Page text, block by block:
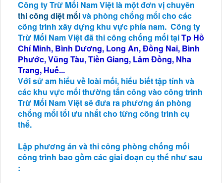
Công ty Trừ Mối Nam Việt là một đơn vị chuyên
thi công diệt mốivà phòng chống mối cho các
công trình xây dựng khu vực phía nam. Công ty
Trừ Mối Nam Việt đã thi công chống mối tạiTp Hồ
Chí Minh, Bình Dương, Long An, Đồng Nai, Bình
Phước, Vũng Tàu, Tiền Giang, Lâm Đồng, Nha
Trang, Huế...
Với sử am hiểu về loài mối, hiểu biết tập tính và
các khu vực mối thường tấn công vào công trình
Trừ Mối Nam Việt sẽ đưa ra phương án phòng
chống mối tối ưu nhất cho từng công trình cụ
thể.
Lập phương án và thi công phòng chống mối
công trình bao gồm các giai đoạn cụ thể như sau
: